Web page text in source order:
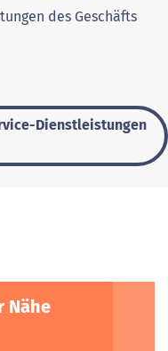
des Geschäfts
Dienstleistungen
Nähe